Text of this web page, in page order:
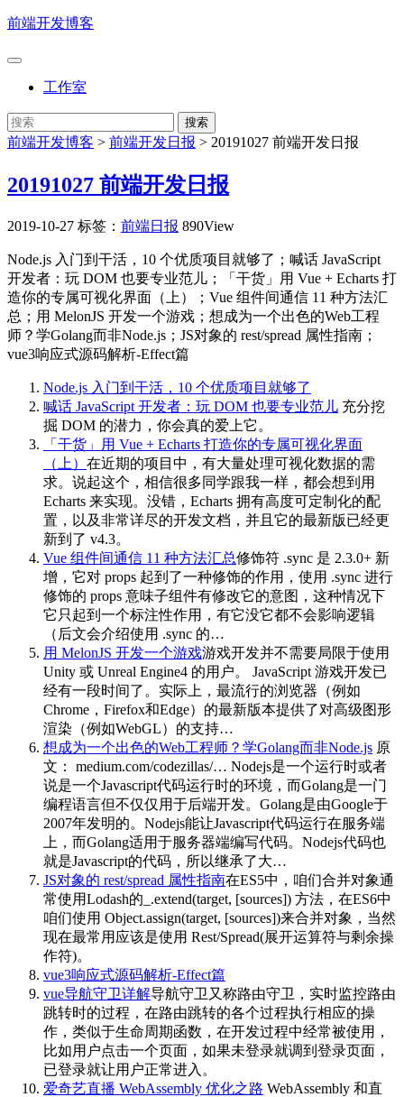
前端开发博客
工作室
前端开发博客 > 前端开发日报 > 20191027 前端开发日报
20191027 前端开发日报
2019-10-27 标签： 前端日报 890View
Node.js 入门到干活，10 个优质项目就够了；喊话 JavaScript
开发者：玩 DOM 也要专业范儿；「干货」用 Vue + Echarts 打
造你的专属可视化界面（上）；Vue 组件间通信 11 种方法汇
总；用 MelonJS 开发一个游戏；想成为一个出色的Web工程
师？学Golang而非Node.js；JS对象的 rest/spread 属性指南；
vue3响应式源码解析-Effect篇
Node.js 入门到干活，10 个优质项目就够了
喊话 JavaScript 开发者：玩 DOM 也要专业范儿 充分挖
掘 DOM 的潜力，你会真的爱上它。
「干货」用 Vue + Echarts 打造你的专属可视化界面
（上） 在近期的项目中，有大量处理可视化数据的需
求。说起这个，相信很多同学跟我一样，都会想到用
Echarts 来实现。没错，Echarts 拥有高度可定制化的配
置，以及非常详尽的开发文档，并且它的最新版已经更
新到了 v4.3。
Vue 组件间通信 11 种方法汇总修饰符 .sync 是 2.3.0+ 新
增，它对 props 起到了一种修饰的作用，使用 .sync 进行
修饰的 props 意味子组件有修改它的意图，这种情况下
它只起到一个标注性作用，有它没它都不会影响逻辑
（后文会介绍使用 .sync 的…
用 MelonJS 开发一个游戏游戏开发并不需要局限于使用
Unity 或 Unreal Engine4 的用户。 JavaScript 游戏开发已
经有一段时间了。实际上，最流行的浏览器（例如
Chrome，Firefox和Edge）的最新版本提供了对高级图形
渲染（例如WebGL）的支持…
想成为一个出色的Web工程师？学Golang而非Node.js 原
文： medium.com/codezillas/… Nodejs是一个运行时或者
说是一个Javascript代码运行时的环境，而Golang是一门
编程语言但不仅仅用于后端开发。Golang是由Google于
2007年发明的。Nodejs能让Javascript代码运行在服务端
上，而Golang适用于服务器端编写代码。Nodejs代码也
就是Javascript的代码，所以继承了大…
JS对象的 rest/spread 属性指南在ES5中，咱们合并对象通
常使用Lodash的_.extend(target, [sources]) 方法，在ES6中
咱们使用 Object.assign(target, [sources])来合并对象，当然
现在最常用应该是使用 Rest/Spread(展开运算符与剩余操
作符)。
vue3响应式源码解析-Effect篇
vue导航守卫详解导航守卫又称路由守卫，实时监控路由
跳转时的过程，在路由跳转的各个过程执行相应的操
作，类似于生命周期函数，在开发过程中经常被使用，
比如用户点击一个页面，如果未登录就调到登录页面，
已登录就让用户正常进入。
爱奇艺直播 WebAssembly 优化之路 WebAssembly 和直